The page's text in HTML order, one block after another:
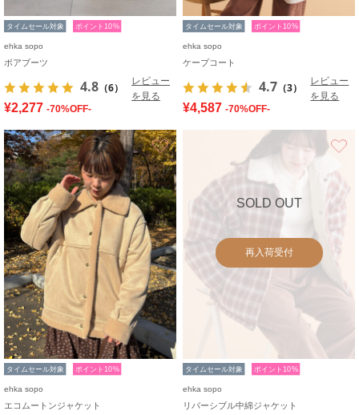
タイムセール対象 ポイント10%
ehka sopo
ボアブーツ
4.8 （6）
レビュー
を見る
¥2,277 -70%OFF-
タイムセール対象 ポイント10%
ehka sopo
ケープコート
4.7 （3）
レビュー
を見る
¥4,587 -70%OFF-
お気に入り
タイムセール対象 ポイント10%
ehka sopo
エコムートンジャケット
SOLD OUT
再入荷受付
タイムセール対象 ポイント10%
ehka sopo
リバーシブル中綿ジャケット